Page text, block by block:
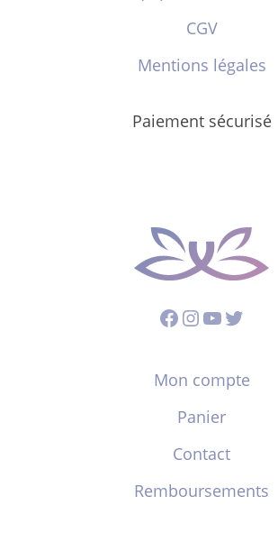
CGV
Mentions légales
Paiement sécurisé
Facebook
Instagram
YouTube
Twitter
Mon compte
Panier
Contact
Remboursements